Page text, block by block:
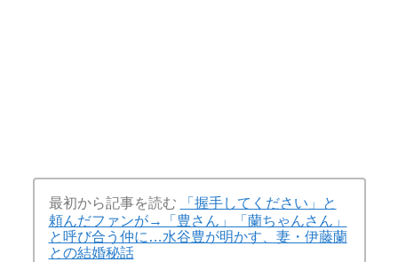
最初から記事を読む
「握手してください」と
頼んだファンが→「豊さん」「蘭ちゃんさん」
と呼び合う仲に…水谷豊が明かす、妻・伊藤蘭
との結婚秘話